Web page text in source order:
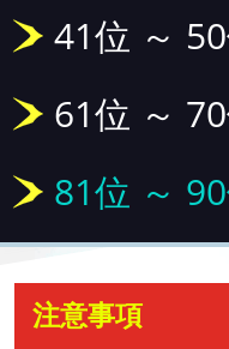
41位 ～
61位 ～
81位 ～
注意事項